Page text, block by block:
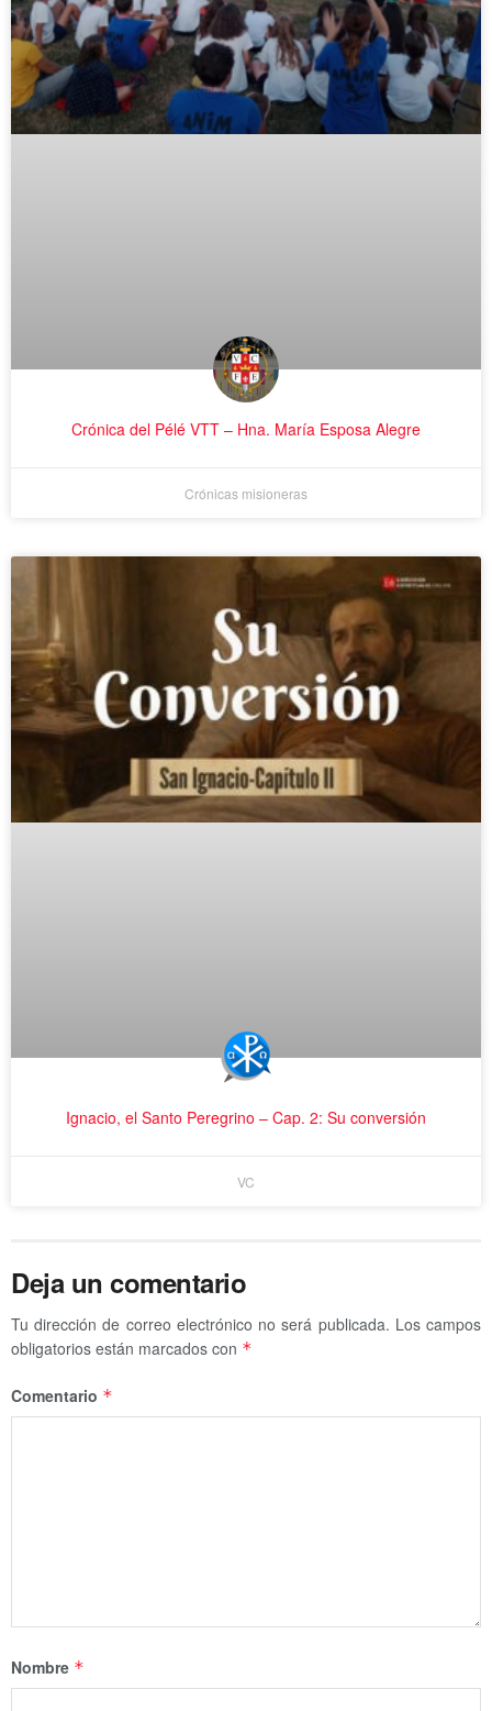
Crónica del Pélé VTT – Hna. María Esposa Alegre
Crónicas misioneras
Ignacio, el Santo Peregrino – Cap. 2: Su conversión
VC
Deja un comentario
Tu dirección de correo electrónico no será publicada. Los campos
obligatorios están marcados con *
Comentario *
Nombre *